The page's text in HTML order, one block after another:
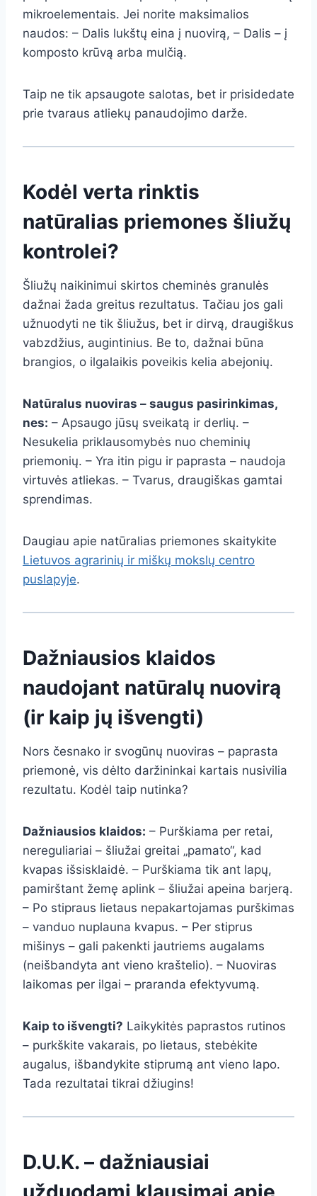
mikroelementais. Jei norite maksimalios
naudos: – Dalis lukštų eina į nuovirą, – Dalis – į
komposto krūvą arba mulčią.
Taip ne tik apsaugote salotas, bet ir prisidedate
prie tvaraus atliekų panaudojimo darže.
Kodėl verta rinktis
natūralias priemones šliužų
kontrolei?
Šliužų naikinimui skirtos cheminės granulės
dažnai žada greitus rezultatus. Tačiau jos gali
užnuodyti ne tik šliužus, bet ir dirvą, draugiškus
vabzdžius, augintinius. Be to, dažnai būna
brangios, o ilgalaikis poveikis kelia abejonių.
Natūralus nuoviras – saugus pasirinkimas,
nes: – Apsaugo jūsų sveikatą ir derlių. –
Nesukelia priklausomybės nuo cheminių
priemonių. – Yra itin pigu ir paprasta – naudoja
virtuvės atliekas. – Tvarus, draugiškas gamtai
sprendimas.
Daugiau apie natūralias priemones skaitykite
Lietuvos agrarinių ir miškų mokslų centro
puslapyje.
Dažniausios klaidos
naudojant natūralų nuovirą
(ir kaip jų išvengti)
Nors česnako ir svogūnų nuoviras – paprasta
priemonė, vis dėlto daržininkai kartais nusivilia
rezultatu. Kodėl taip nutinka?
Dažniausios klaidos: – Purškiama per retai,
nereguliariai – šliužai greitai „pamato“, kad
kvapas išsisklaidė. – Purškiama tik ant lapų,
pamirštant žemę aplink – šliužai apeina barjerą.
– Po stipraus lietaus nepakartojamas purškimas
– vanduo nuplauna kvapus. – Per stiprus
mišinys – gali pakenkti jautriems augalams
(neišbandyta ant vieno kraštelio). – Nuoviras
laikomas per ilgai – praranda efektyvumą.
Kaip to išvengti? Laikykitės paprastos rutinos
– purkškite vakarais, po lietaus, stebėkite
augalus, išbandykite stiprumą ant vieno lapo.
Tada rezultatai tikrai džiugins!
D.U.K. – dažniausiai